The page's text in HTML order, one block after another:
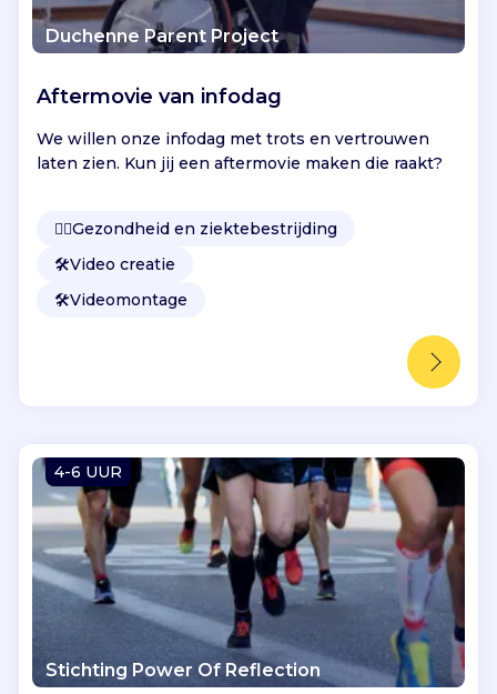
Duchenne Parent Project
Aftermovie van infodag
We willen onze infodag met trots en vertrouwen
laten zien. Kun jij een aftermovie maken die raakt?
👩‍⚕️Gezondheid en ziektebestrijding
🛠️Video creatie
🛠️Videomontage
4-6 UUR
Stichting Power Of Reflection